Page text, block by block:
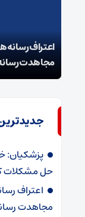
اعتراف
مجاهدت
پزشکیان:
حل مشکلات
اعتراف
مجاهدت